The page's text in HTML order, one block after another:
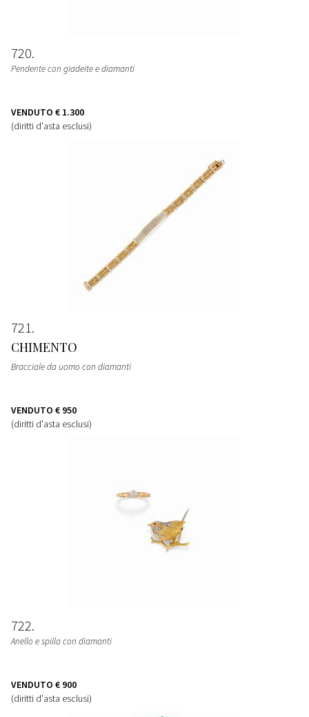
720
Pendente con giadeite e diamanti
VENDUTO € 1.300
(diritti d'asta esclusi)
721
CHIMENTO
Bracciale da uomo con diamanti
VENDUTO € 950
(diritti d'asta esclusi)
722
Anello e spilla con diamanti
VENDUTO € 900
(diritti d'asta esclusi)